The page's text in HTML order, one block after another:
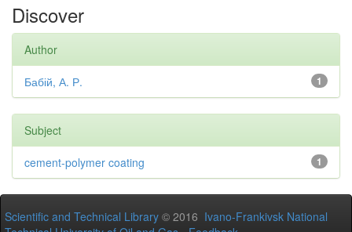
Discover
Author
1
Бабій, А. Р.
Subject
1
cement-polymer coating
Scientific and Technical Library © 2016 Ivano-Frankivsk National